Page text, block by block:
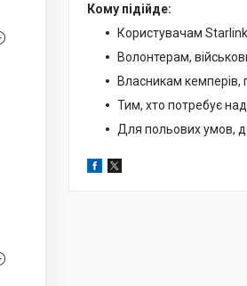
Кому підійде:
Користувачам
Волонтерам,
Власникам кемперів,
Тим, хто потребує
Для польових умов,